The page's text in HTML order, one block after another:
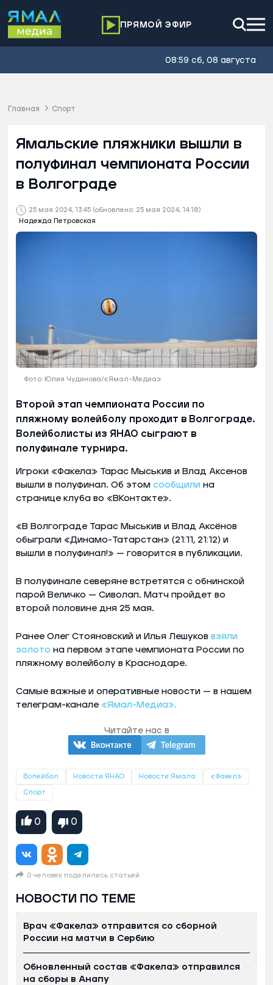
ПРЯМОЙ ЭФИР
08:59 сб, 08 августа
Главная Спорт
25 мая 2024, 13:45 (обновлено: 25 мая 2024, 14:18)
Надежда Петровская
Ямальские пляжники вышли в
полуфинал чемпионата России
в Волгограде
Фото: Юлия Чудинова/«Ямал-Медиа»
Второй этап чемпионата России по
пляжному волейболу проходит в Волгограде.
Волейболисты из ЯНАО сыграют в
полуфинале турнира.
Игроки «Факела» Тарас Мыськив и Влад Аксенов
вышли в полуфинал. Об этом сообщили на
странице клуба во «ВКонтакте».
«В Волгограде Тарас Мыськив и Влад Аксёнов
обыграли «Динамо-Татарстан» (21:11, 21:12) и
вышли в полуфинал!» — говорится в публикации.
В полуфинале северяне встретятся с обнинской
парой Величко — Сиволап. Матч пройдет во
второй половине дня 25 мая.
Ранее Олег Стояновский и Илья Лешуков взяли
золото на первом этапе чемпионата России по
пляжному волейболу в Краснодаре.
Самые важные и оперативные новости — в нашем
телеграм-канале «Ямал-Медиа».
Читайте нас в
Волейбол Новости ЯНАО Новости Ямала «Факел»
Спорт
0 0
0 человек поделились статьей
НОВОСТИ ПО ТЕМЕ
Врач «Факела» отправится со сборной
России на матчи в Сербию
Обновленный состав «Факела» отправился
на сборы в Анапу